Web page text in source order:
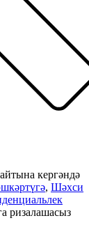
кергәндә
, Шәхси
ризалашасыз